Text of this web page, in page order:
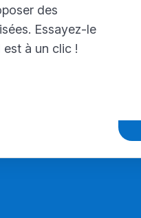
des
Essayez-le
à un clic !